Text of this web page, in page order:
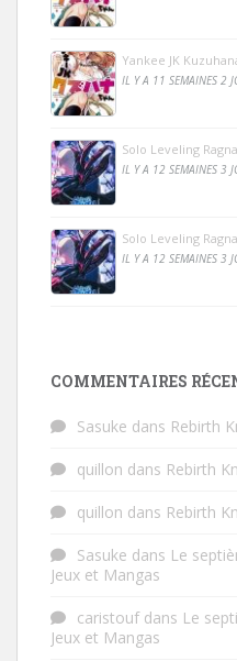
Yankee JK
IL Y A 11 SEMAINES 2
Solo Leveling
IL Y A 12 SEMAINES 3
Solo Leveling
IL Y A 12 SEMAINES 3
COMMENTAIRES
Sasuke dans Rebirth
quillon dans Rebirth
quillon dans Rebirth
Sasuke dans Le
Jeux et Mangas
caristoufdans Le
Jeux et Mangas